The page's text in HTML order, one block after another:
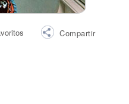
Compartir